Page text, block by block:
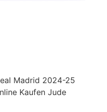
Madrid 2024-25
Kaufen Jude